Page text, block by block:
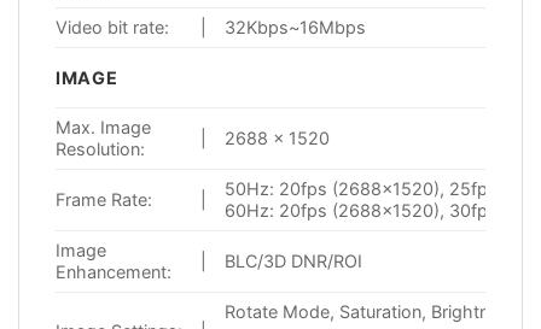
Video bit rate: 32Kbps~16Mbps
IMAGE
Max. Image
Resolution:
2688 × 1520
Frame Rate:
50Hz: 20fps (2688×1520),
60Hz: 20fps (2688×1520), 30fps
Image
Enhancement:
BLC/3D DNR/ROI
Rotate Mode, Saturation, Brightness,